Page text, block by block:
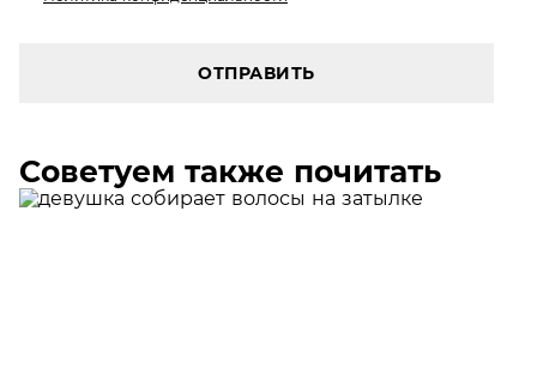
ОТПРАВИТЬ
Советуем также почитать